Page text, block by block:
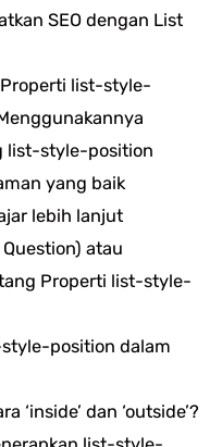
SEO dengan List
list-style-
list-style-position
yang baik
lebih lanjut
atau
Properti list-style-
position dalam
‘inside’ dan ‘outside’?